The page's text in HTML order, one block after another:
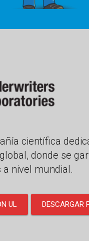
científica
donde se
nivel mundial.
UL DESCARGAR